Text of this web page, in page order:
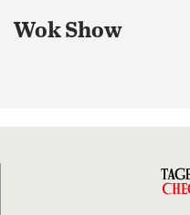
Wok Show